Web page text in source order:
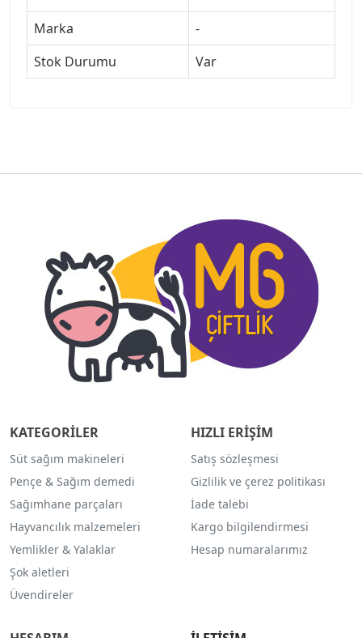
Marka
-
Stok Durumu
Var
KATEGORİLER
Süt sağım makineleri
Pençe & Sağım demedi
Sağımhane parçaları
Hayvancılık malzemeleri
Yemlikler & Yalaklar
Şok aletleri
Üvendireler
HIZLI ERİŞİM
Satış sözleşmesi
Gizlilik ve çerez politikası
İade talebi
Kargo bilgilendirmesi
Hesap numaralarımız